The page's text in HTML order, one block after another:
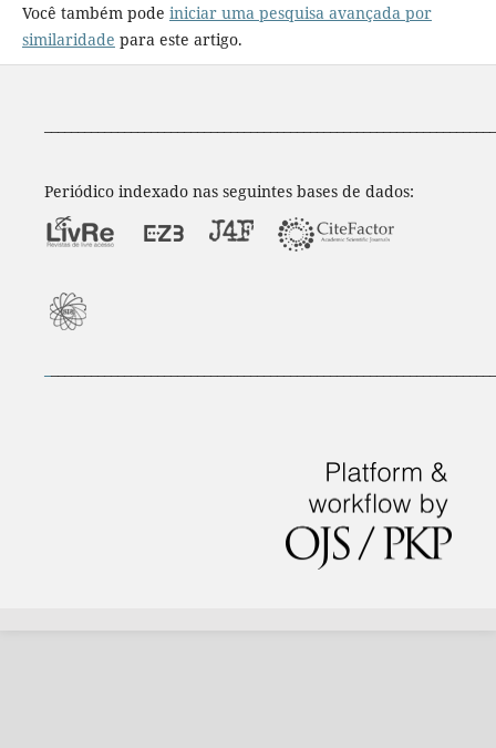
Você também pode iniciar uma pesquisa avançada por
similaridade para este artigo.
Periódico indexado nas seguintes bases de dados: